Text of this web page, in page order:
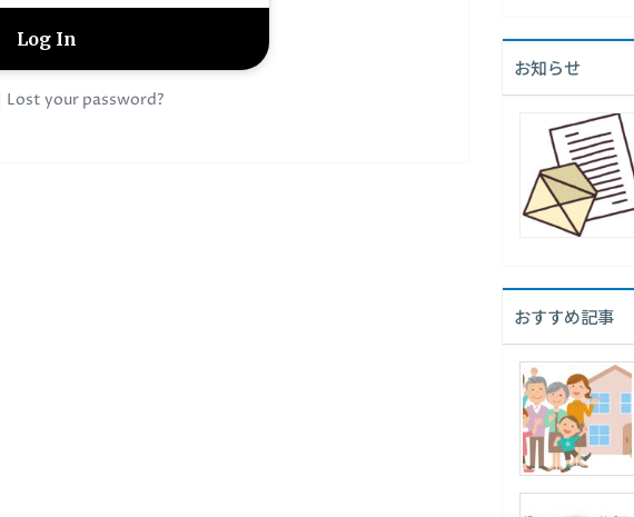
Lost your password?
お知らせ
おすすめ記事